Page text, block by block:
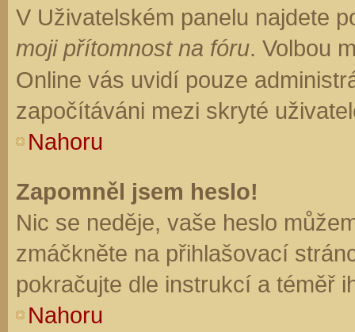
V Uživatelském panelu najdete
moji přítomnost na fóru. Volbou
Online vás uvidí pouze
započítáváni mezi skryté
Nahoru
Zapomněl jsem heslo!
Nic se neděje, vaše heslo
zmáčkněte na přihlašovací
pokračujte dle instrukcí a téměř
Nahoru